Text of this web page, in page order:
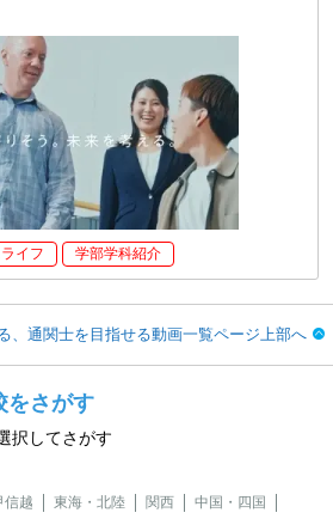
イフ 学部学科紹介
、通関士を目指せる動画一覧ページ上部へ
をさがす
択してさがす
信越 東海・北陸 関西
中国・四国